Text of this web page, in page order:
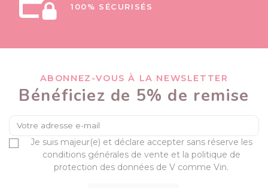
100% SÉCURISÉS
ABONNEZ-VOUS À LA NEWSLETTER
Bénéficiez de 5% de remise
Je suis majeur(e) et déclare accepter sans réserve les
conditions générales de vente et la politique de
protection des données de V comme Vin.